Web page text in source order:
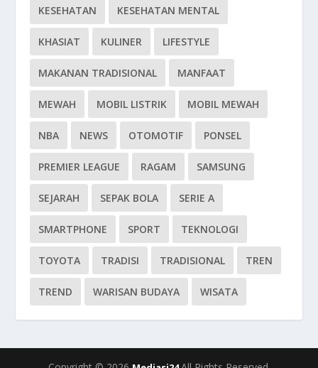
KESEHATAN KESEHATAN MENTAL
KHASIAT KULINER LIFESTYLE
MAKANAN TRADISIONAL MANFAAT
MEWAH MOBIL LISTRIK MOBIL MEWAH
NBA NEWS OTOMOTIF PONSEL
PREMIER LEAGUE RAGAM SAMSUNG
SEJARAH SEPAK BOLA SERIE A
SMARTPHONE SPORT TEKNOLOGI
TOYOTA TRADISI TRADISIONAL TREN
TREND WARISAN BUDAYA WISATA